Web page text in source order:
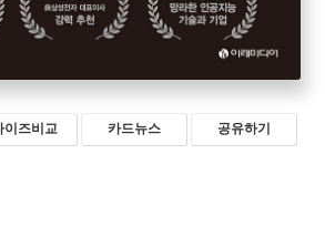
이즈비교 카드뉴스 공유하기